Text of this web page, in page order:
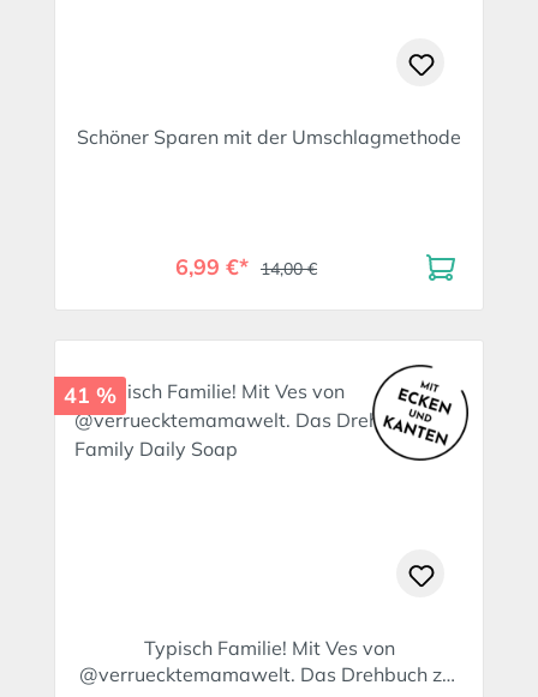
Schöner Sparen mit der Umschlagmethode
6,99 €* 14,00 €
41 %
Typisch Familie! Mit Ves von
@verruecktemamawelt. Das Drehbuch zur